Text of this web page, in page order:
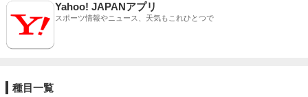
Yahoo! JAPANアプリ
スポーツ情報やニュース、天気もこれひとつで
種目一覧